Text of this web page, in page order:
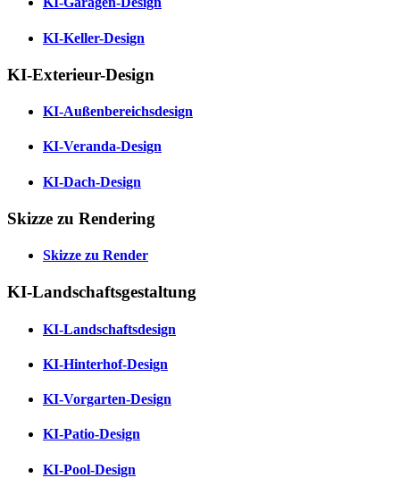
KI-Keller-Design
KI-Exterieur-Design
KI-Außenbereichsdesign
KI-Veranda-Design
KI-Dach-Design
Skizze zu Rendering
Skizze zu Render
KI-Landschaftsgestaltung
KI-Landschaftsdesign
KI-Hinterhof-Design
KI-Vorgarten-Design
KI-Patio-Design
KI-Pool-Design